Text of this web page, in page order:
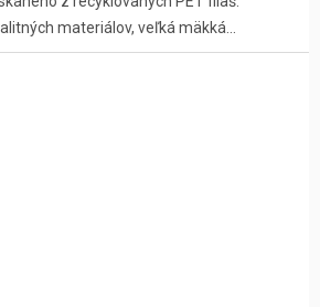
materiálov, veľká mäkká...